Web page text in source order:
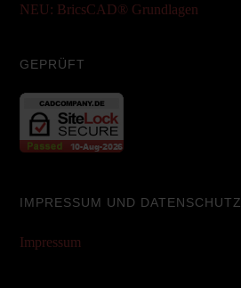
NEU: BricsCAD® Grundlagen
GEPRÜFT
IMPRESSUM UND DATENSCHUTZ
Impressum